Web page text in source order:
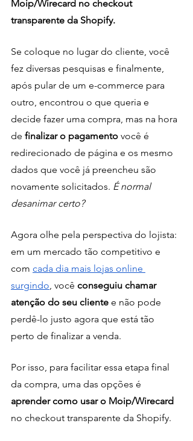
Moip/Wirecard no checkout
transparente da Shopify.
Se coloque no lugar do cliente, você
fez diversas pesquisas e finalmente,
após pular de um e-commerce para
outro, encontrou o que queria e
decide fazer uma compra, mas na hora
de finalizar o pagamento você é
redirecionado de página e os mesmo
dados que você já preencheu são
novamente solicitados. É normal
desanimar certo?
Agora olhe pela perspectiva do lojista:
em um mercado tão competitivo e
com cada dia mais lojas online
surgindo, você conseguiu chamar
atenção do seu cliente e não pode
perdê-lo justo agora que está tão
perto de finalizar a venda.
Por isso, para facilitar essa etapa final
da compra, uma das opções é
aprender como usar o Moip/Wirecard
no checkout transparente da Shopify.